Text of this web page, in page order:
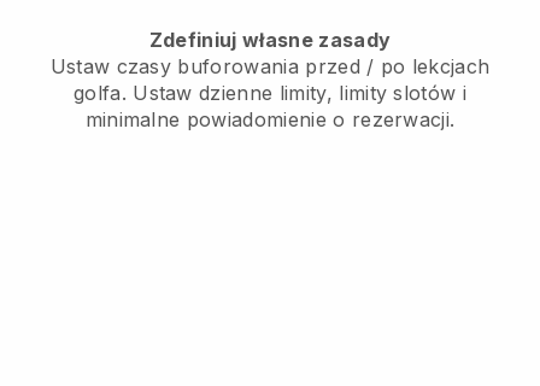
Zdefiniuj własne zasady
Ustaw czasy buforowania przed / po lekcjach
golfa. Ustaw dzienne limity, limity slotów i
minimalne powiadomienie o rezerwacji.